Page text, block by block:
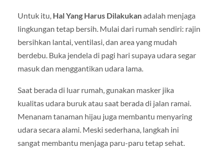
Untuk itu, Hal Yang Harus Dilakukanadalah menjaga
lingkungan tetap bersih. Mulai dari rumah sendiri: rajin
bersihkan lantai, ventilasi, dan area yang mudah
berdebu. Buka jendela di pagi hari supaya udara segar
masuk dan menggantikan udara lama.
Saat berada di luar rumah, gunakan masker jika
kualitas udara buruk atau saat berada di jalan ramai.
Menanam tanaman hijau juga membantu menyaring
udara secara alami. Meski sederhana, langkah ini
sangat membantu menjaga paru-paru tetap sehat.